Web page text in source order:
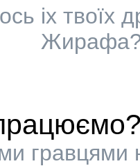
іх твоїх
Жирафа?
гравцями